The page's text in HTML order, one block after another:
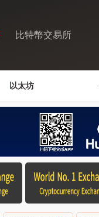
比特幣交易所
以太坊